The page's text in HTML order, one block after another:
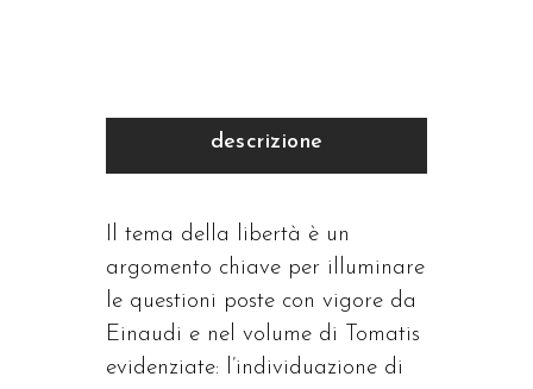
descrizione
Il tema della libertà è un
argomento chiave per illuminare
le questioni poste con vigore da
Einaudi e nel volume di Tomatis
evidenziate: l’individuazione di